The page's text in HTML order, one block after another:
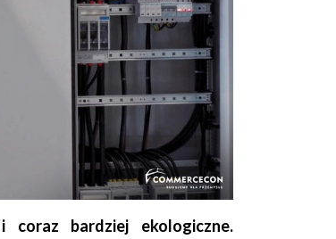
coraz bardziej ekologiczne.